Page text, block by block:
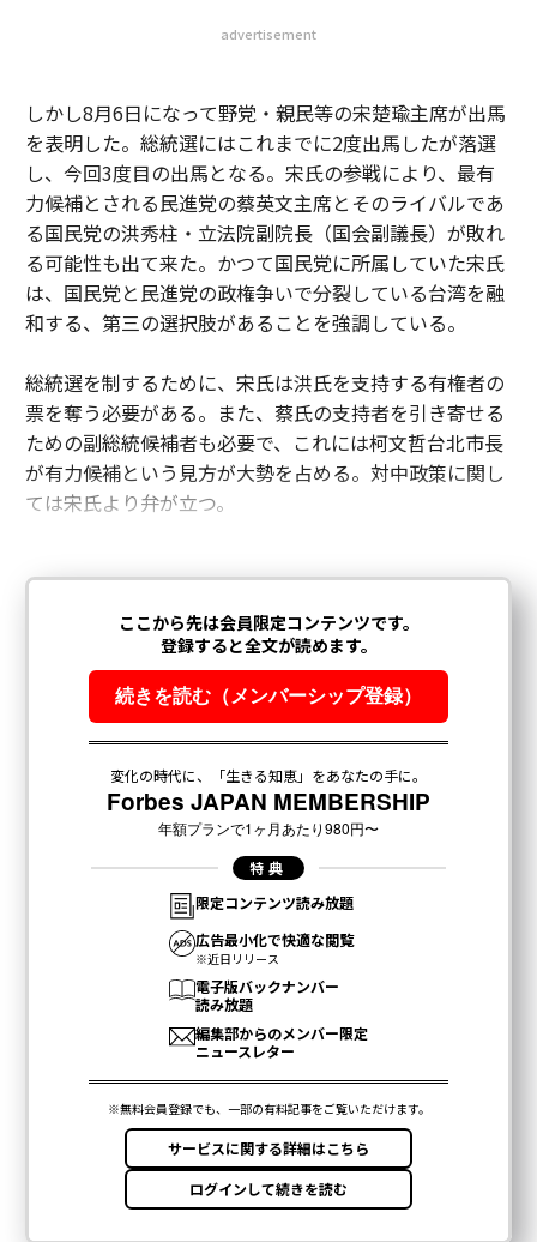
advertisement
しかし8月6日になって野党・親民等の宋楚瑜主席が出馬
を表明した。総統選にはこれまでに2度出馬したが落選
し、今回3度目の出馬となる。宋氏の参戦により、最有
力候補とされる民進党の蔡英文主席とそのライバルであ
る国民党の洪秀柱・立法院副院長（国会副議長）が敗れ
る可能性も出て来た。かつて国民党に所属していた宋氏
は、国民党と民進党の政権争いで分裂している台湾を融
和する、第三の選択肢があることを強調している。
総統選を制するために、宋氏は洪氏を支持する有権者の
票を奪う必要がある。また、蔡氏の支持者を引き寄せる
ための副総統候補者も必要で、これには柯文哲台北市長
が有力候補という見方が大勢を占める。対中政策に関し
ては宋氏より弁が立つ。